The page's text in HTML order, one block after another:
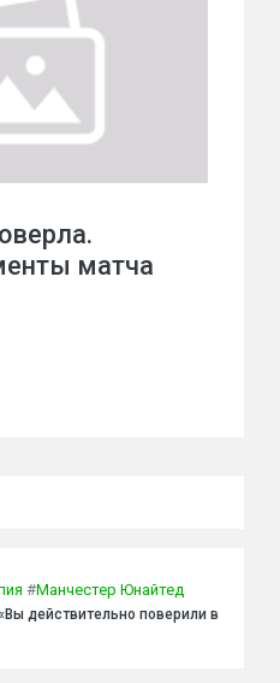
матча
#Манчестер Юнайтед
действительно поверили в